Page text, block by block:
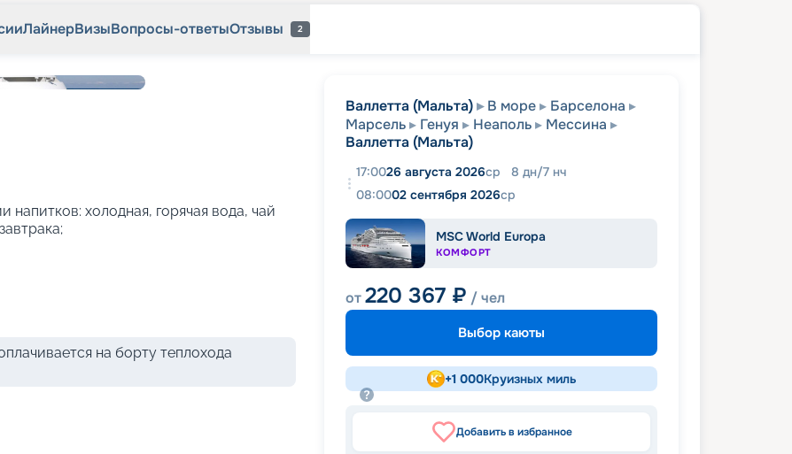
ЛайнерВизыВопросы-ответыОтзывы 2
напитков: холодная, горячая вода, чай
на борту теплохода
Валлетта (Мальта) В море
Барселона
Марсель
Генуя Неаполь
Мессина
Валлетта (Мальта)
17:0026 августа 2026ср 8 дн/7 нч
08:0002 сентября 2026ср
MSC World Europa
КОМФОРТ
от220 367 ₽ / чел
Выбор каюты
+1 000Круизных миль
Добавить в избранное